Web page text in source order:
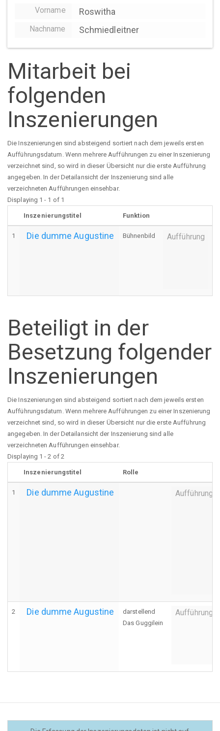
Vorname Roswitha
Nachname Schmiedleitner
Mitarbeit bei
folgenden
Inszenierungen
Die Inszenierungen sind absteigend sortiert nach dem jeweils ersten
Aufführungsdatum. Wenn mehrere Aufführungen zu einer Inszenierung
verzeichnet sind, so wird in dieser Übersicht nur die erste Aufführung
angegeben. In der Detailansicht der Inszenierung sind alle
verzeichneten Aufführungen einsehbar.
Displaying 1 - 1 of 1
Inszenierungstitel Funktion
1 Die dumme Augustine Bühnenbild Aufführung
Beteiligt in der
Besetzung folgender
Inszenierungen
Die Inszenierungen sind absteigend sortiert nach dem jeweils ersten
Aufführungsdatum. Wenn mehrere Aufführungen zu einer Inszenierung
verzeichnet sind, so wird in dieser Übersicht nur die erste Aufführung
angegeben. In der Detailansicht der Inszenierung sind alle
verzeichneten Aufführungen einsehbar.
Displaying 1 - 2 of 2
Inszenierungstitel Rolle
1 Die dumme Augustine Aufführung
2 Die dumme Augustine
darstellend
Das Guggilein
Aufführung